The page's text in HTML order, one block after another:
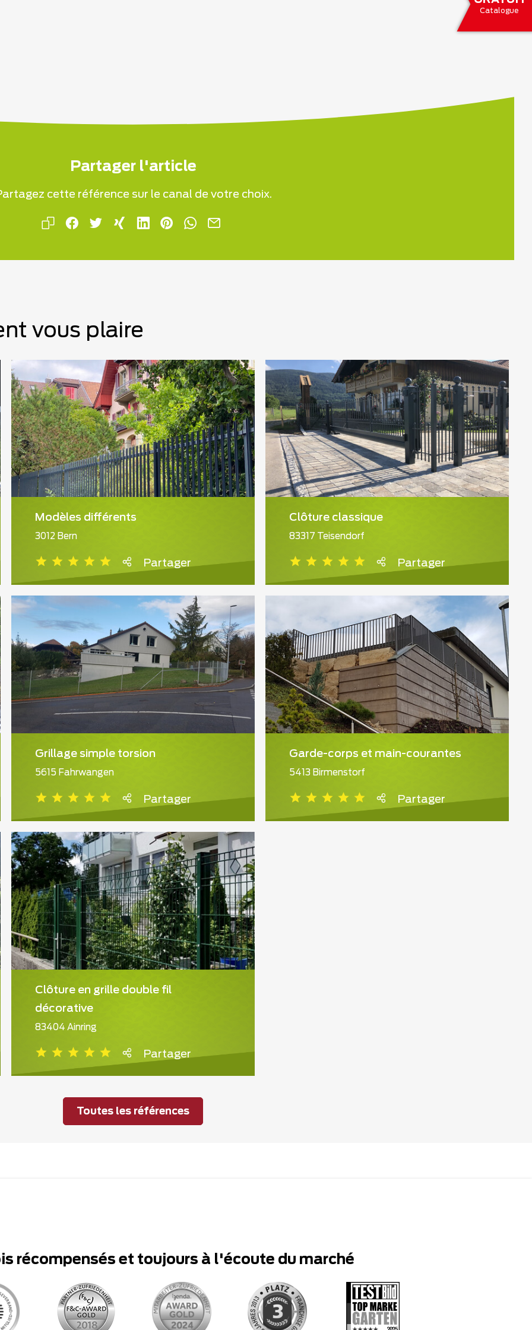
Catalogue
Partager l'article
cette référence sur le canal de votre choix.
vous plaire
Modèles différents
3012 Bern
Partager
Clôture classique
83317 Teisendorf
Partager
Grillage simple torsion
5615 Fahrwangen
Partager
Garde-corps et main-courantes
5413 Birmenstorf
Partager
Clôture en grille double fil
décorative
83404 Ainring
Partager
Toutes les références
récompensés et toujours à l'écoute du marché